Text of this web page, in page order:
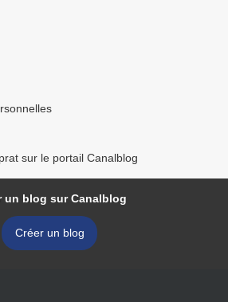
sur le portail Canalblog
un blog sur Canalblog
Créer un blog